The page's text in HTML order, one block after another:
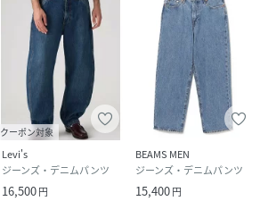
クーポン対象
Levi's
ジーンズ・デニムパンツ
16,500円
BEAMS MEN
ジーンズ・デニムパンツ
15,400円